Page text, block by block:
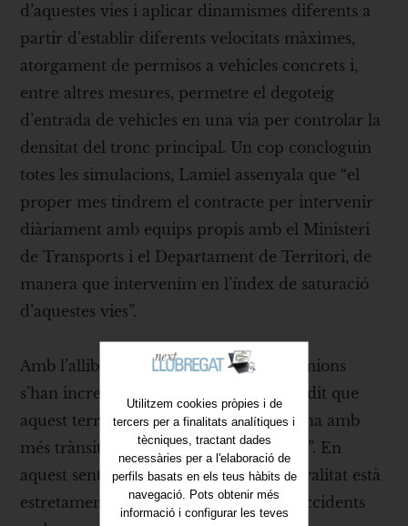
d’aquestes vies i aplicar dinamismes diferents a
partir d’establir diferents velocitats màximes,
atorgament de permisos a vehicles concrets i,
entre altres mesures, permetre el degoteig
d’entrada de vehicles en una via per controlar la
densitat del tronc principal. Un cop concloguin
totes les simulacions, Lamiel assenyala que “el
proper mes tindrem el contracte per intervenir
diàriament amb equips propis amb el Ministeri
de Transports i el Departament de Territori, de
manera que intervenim en l’índex de saturació
d’aquestes vies”.
Amb l’alliberament dels peatges els camions
s’han incrementat un 40% a l’AP-7 i ha dit que
aquest territori s’ha convertit en “la zona amb
més trànsit de camions de la Península”. En
aquest sentit, el creixement de la sinistralitat està
estretament lligat a un augment dels accidents
Utilitzem cookies pròpies i de
tercers per a finalitats analítiques i
tècniques, tractant dades
necessàries per a l'elaboració de
perfils basats en els teus hàbits de
navegació. Pots obtenir més
informació i configurar les teves